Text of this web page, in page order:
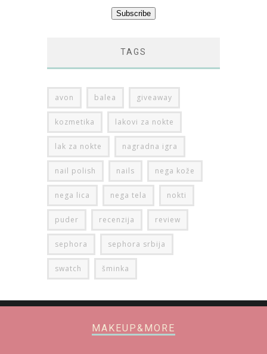
TAGS
avon balea giveaway
kozmetika lakovi za nokte
lak za nokte nagradna igra
nail polish nails nega kože
nega lica nega tela nokti
puder recenzija review
sephora sephora srbija
swatch šminka
MAKEUP&MORE